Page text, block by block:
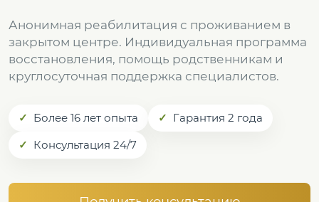
Анонимная реабилитация с проживанием в
закрытом центре. Индивидуальная программа
восстановления, помощь родственникам и
круглосуточная поддержка специалистов.
Более 16 лет опыта
Гарантия 2 года
Консультация 24/7